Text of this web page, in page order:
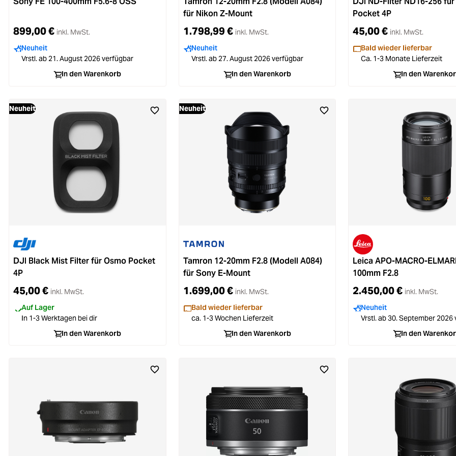
899,00 € inkl. MwSt.
Neuheit
Vrstl. ab 21. August 2026 verfügbar
In den Warenkorb
für Nikon Z-Mount
1.798,99 € inkl. MwSt.
Neuheit
Vrstl. ab 27. August 2026 verfügbar
In den Warenkorb
Pocket 4P
45,00 € inkl. MwSt.
Bald wieder lieferbar
Ca. 1-3 Monate Lieferzeit
In den
Neuheit
DJI Black Mist Filter für Osmo Pocket
4P
45,00 € inkl. MwSt.
Auf Lager
In 1-3 Werktagen bei dir
In den Warenkorb
Neuheit
Tamron 12-20mm F2.8 (Modell A084)
für Sony E-Mount
1.699,00 € inkl. MwSt.
Bald wieder lieferbar
ca. 1-3 Wochen Lieferzeit
In den Warenkorb
Leica APO-MACRO-
100mm F2.8
2.450,00 € inkl. MwSt.
Neuheit
Vrstl. ab 30. September 2026
In den